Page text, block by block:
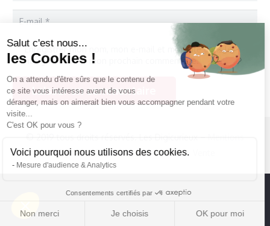
Enregistrer mon nom, mon e-mail et mon site dans le
navigateur pour mon prochain commentaire.
Laisser un commentaire
légales–Conditions Générales de Vente
Salut c'est nous...
les Cookies !
On a attendu d'être sûrs que le contenu de
ce site vous intéresse avant de vous
déranger, mais on aimerait bien vous accompagner pendant votre
visite...
C'est OK pour vous ?
Voici pourquoi nous utilisons des cookies.
Mesure d'audience & Analytics
Consentements certifiés par
Non merci Je choisis OK pour moi